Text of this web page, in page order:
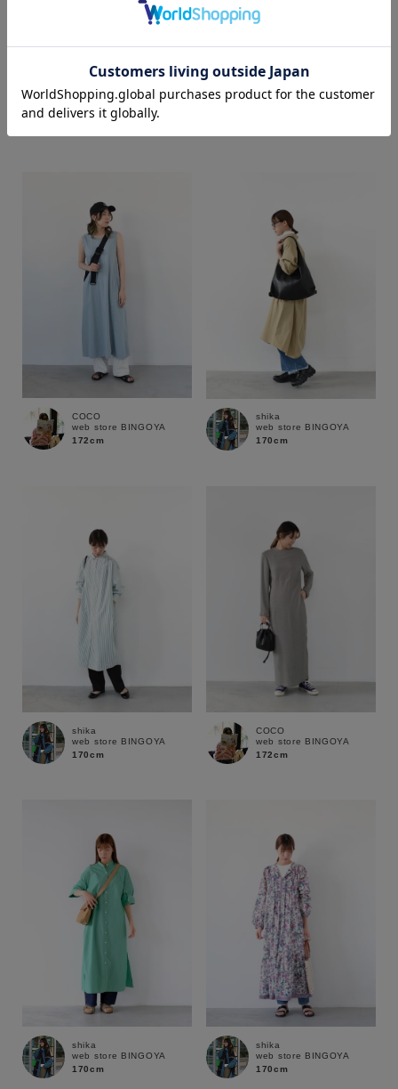
商品タイプ
通常商品 予約商品
セール価格 WEB限定
在庫あり 在庫なし含む
COCO
web store BINGOYA
COCO
COCO
web store BINGOYA
172cm
shika
web store BINGOYA
170cm
shika
web store BINGOYA
170cm
COCO
web store BINGOYA
172cm
shika
web store BINGOYA
170cm
shika
web store BINGOYA
170cm